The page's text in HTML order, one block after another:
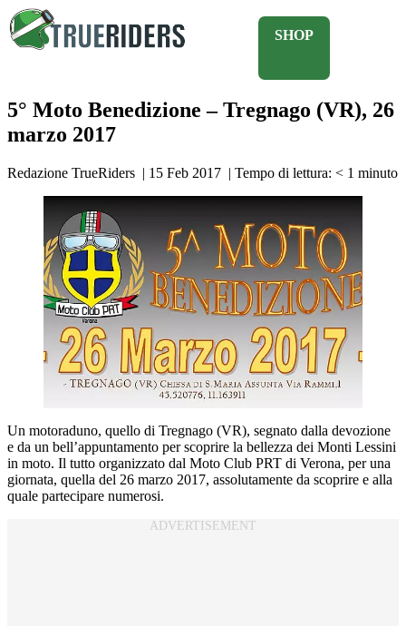
SHOP
5° Moto Benedizione – Tregnago (VR), 26
marzo 2017
Redazione TrueRiders | 15 Feb 2017 | Tempo di lettura: < 1 minuto
Un motoraduno, quello di Tregnago (VR), segnato dalla devozione
e da un bell’appuntamento per scoprire la bellezza dei Monti Lessini
in moto. Il tutto organizzato dal Moto Club PRT di Verona, per una
giornata, quella del 26 marzo 2017, assolutamente da scoprire e alla
quale partecipare numerosi.